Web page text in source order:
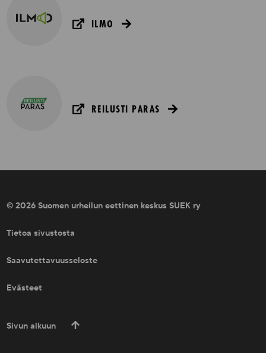
ILMO
REILUSTI PARAS
© 2026 Suomen urheilun eettinen keskus SUEK ry
Tietoa sivustosta
Saavutettavuusseloste
Evästeet
Sivun alkuun